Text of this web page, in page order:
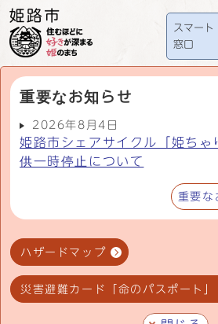
スマート
窓口
重要なお知らせ
2026年8月4日
姫路市シェアサイクル「姫ちゃ
供一時停止について
重要な
ハザードマップ
災害避難カード「命のパスポート」